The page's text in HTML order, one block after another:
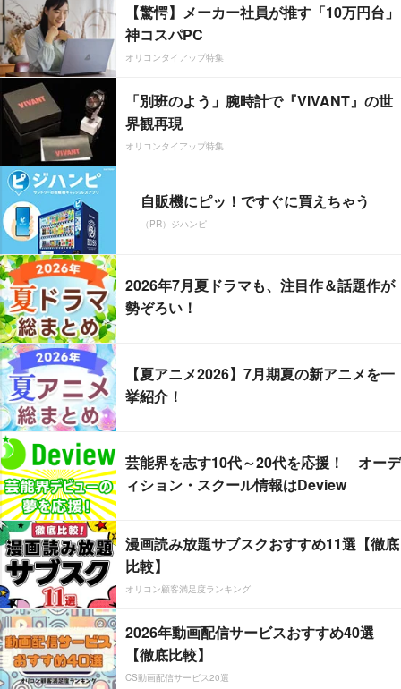
【驚愕】メーカー社員が推す「10万円台」
神コスパPC
オリコンタイアップ特集
「別班のよう」腕時計で『VIVANT』の世
界観再現
オリコンタイアップ特集
自販機にピッ！ですぐに買えちゃう
（PR）ジハンピ
2026年7月夏ドラマも、注目作＆話題作が
勢ぞろい！
【夏アニメ2026】7月期夏の新アニメを一
挙紹介！
芸能界を志す10代～20代を応援！ オーデ
ィション・スクール情報はDeview
漫画読み放題サブスクおすすめ11選【徹底
比較】
オリコン顧客満足度ランキング
2026年動画配信サービスおすすめ40選
【徹底比較】
CS動画配信サービス20選